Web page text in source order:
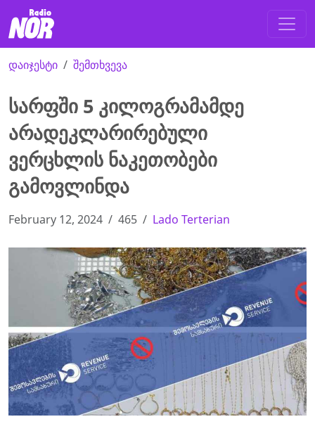
დაიჯესტი შემთხვევა
სარფში 5 კილოგრამამდე
არადეკლარირებული
ვერცხლის ნაკეთობები
გამოვლინდა
February 12, 2024 465 Lado Terterian